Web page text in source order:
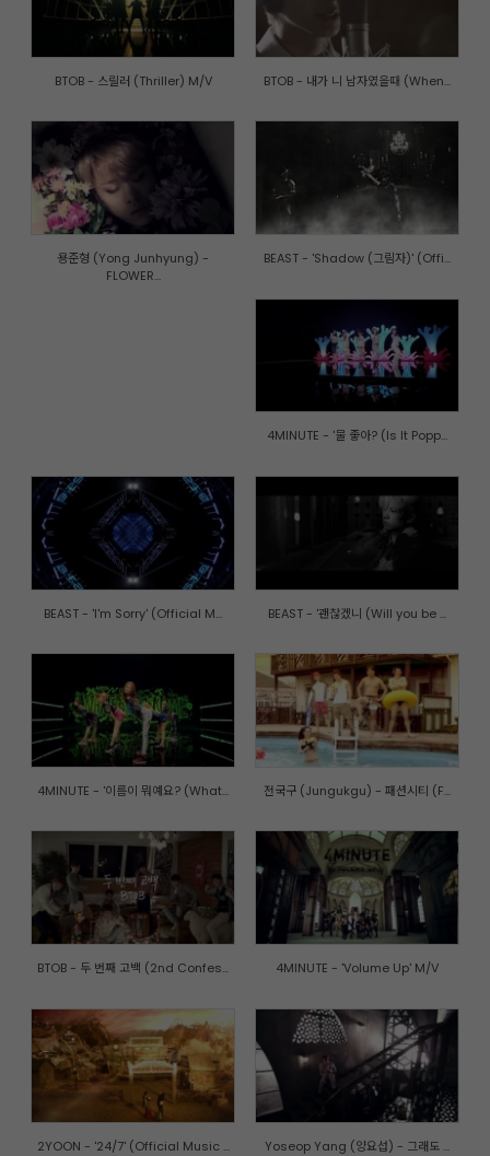
BTOB - 스릴러 (Thriller) M/V BTOB - 내가 니 남자였을때 (When...
용준형 (Yong Junhyung) -
FLOWER...
BEAST - 'Shadow (그림자)' (Offi...
4MINUTE - '물 좋아? (Is It Popp...
BEAST - 'I'm Sorry' (Official M... BEAST - '괜찮겠니 (Will you be ...
4MINUTE - '이름이 뭐예요? (What... 전국구 (Jungukgu) - 패션시티 (F...
BTOB - 두 번째 고백 (2nd Confes... 4MINUTE - 'Volume Up' M/V
2YOON - '24/7' (Official Music ... Yoseop Yang (양요섭) - 그래도 ...